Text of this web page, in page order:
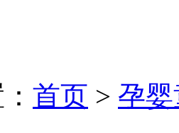
首页 > 孕